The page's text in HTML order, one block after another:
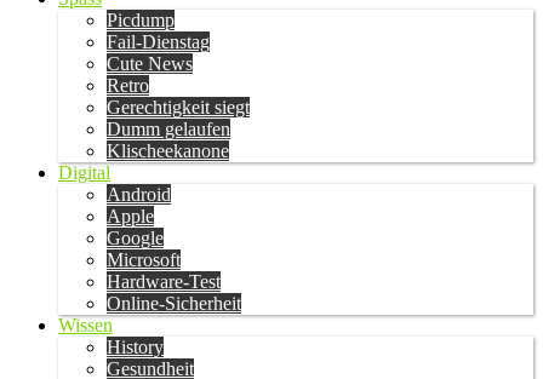
Picdump
Fail-Dienstag
Cute News
Retro
Gerechtigkeit siegt
Dumm gelaufen
Klischeekanone
Digital
Android
Apple
Google
Microsoft
Hardware-Test
Online-Sicherheit
Wissen
History
Gesundheit